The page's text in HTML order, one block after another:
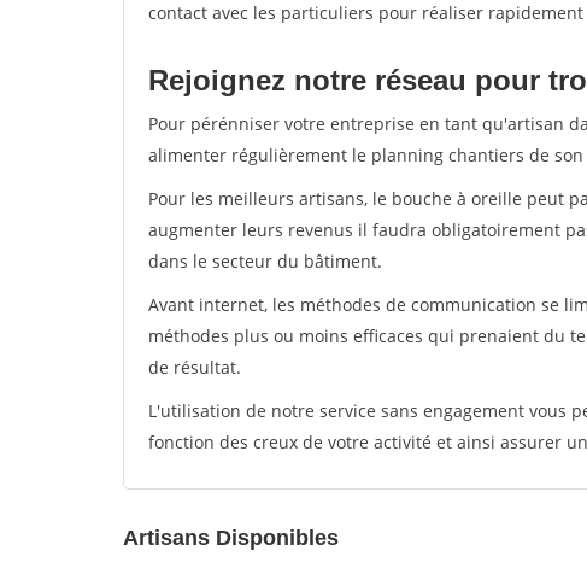
contact avec les particuliers pour réaliser
Rejoignez notre réseau pour
Pour pérénniser votre entreprise en tant qu'artisan
alimenter régulièrement le planning chantiers de
Pour les meilleurs artisans, le bouche à oreille peut
augmenter leurs revenus il faudra obligatoirement
dans le secteur du bâtiment.
Avant internet, les méthodes de communication se
méthodes plus ou moins efficaces qui prenaient du
de résultat.
L'utilisation de notre service sans engagement vous
fonction des creux de votre activité et ainsi assurer
Artisans Disponibles